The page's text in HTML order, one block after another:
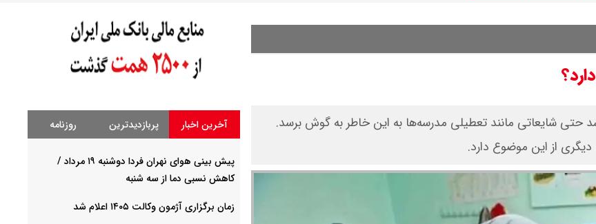
حتی شایعاتی مانند تعطیلی مدرسه‌ها به این خاطر به گوش برسد.
از این موضوع دارد.
آخرین اخبار پربازدیدترین روزنامه
پیش بینی هوای نهران فردا دوشنبه ۱۹ مرداد /
کاهش نسبی دما از سه شنبه
زمان برگزاری آژمون وکالت ۱۴۰۵ اعلام شد